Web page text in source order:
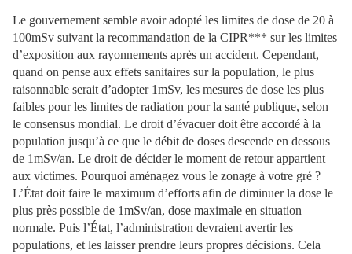
Le gouvernement semble avoir adopté les limites de dose de 20 à
100mSv suivant la recommandation de la CIPR*** sur les limites
d’exposition aux rayonnements après un accident. Cependant,
quand on pense aux effets sanitaires sur la population, le plus
raisonnable serait d’adopter 1mSv, les mesures de dose les plus
faibles pour les limites de radiation pour la santé publique, selon
le consensus mondial. Le droit d’évacuer doit être accordé à la
population jusqu’à ce que le débit de doses descende en dessous
de 1mSv/an. Le droit de décider le moment de retour appartient
aux victimes. Pourquoi aménagez vous le zonage à votre gré ?
L’État doit faire le maximum d’efforts afin de diminuer la dose le
plus près possible de 1mSv/an, dose maximale en situation
normale. Puis l’État, l’administration devraient avertir les
populations, et les laisser prendre leurs propres décisions. Cela